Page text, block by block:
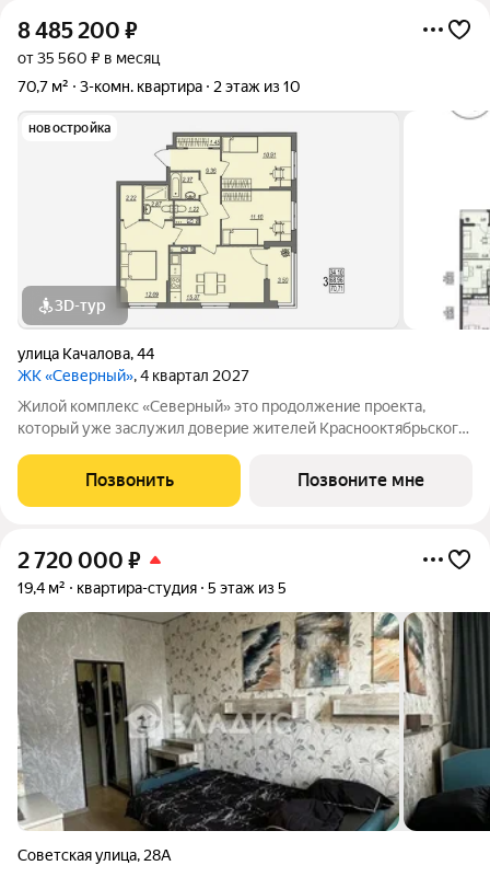
8 485 200 ₽
от 35 560 ₽ в месяц
70,7 м²
3-комн. квартира 2 этаж из 10
новостройка
3D-тур
улица Качалова,44
ЖК «Северный», 4 квартал 2027
Жилой комплекс «Северный» это продолжение проекта,
который уже заслужил доверие жителей Краснооктябрьского
благоустроенную территорию и комфортную среду для
жизни. Новый этап проекта создан с учетом
Позвонить Позвоните мне
2 720 000 ₽
19,4 м² квартира-студия 5 этаж из 5
Советская улица, 28А